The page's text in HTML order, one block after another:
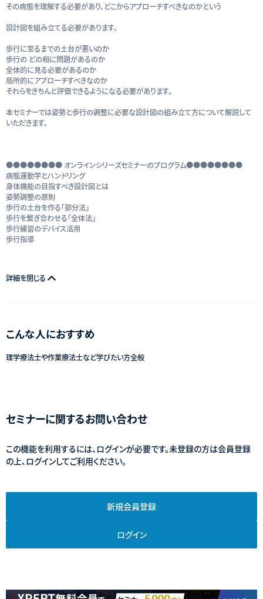
その病態を理解する必要があり、どこからアプローチすべきなのかという
設計図を組み立てる必要があります。
歩行に至るまでの土台が悪いのか
歩行の どの相に問題があるのか
全体的に見る必要があるのか
局所的にアプローチすべきなのか
それらをきちんと評価できるようになる必要があります。
本セミナーでは姿勢と歩行の調整に必要な設計図の組み立て方について解説して
いただきます。
●●●●●●●● オンラインシリーズセミナーのプログラム●●●●●●●●
病態運動学とハンドリング
身体機能の目指すべき設計図とは
姿勢調整の原則
歩行の土台を作る「部分法」
歩行を繋ぎ合わせる「全体法」
歩行練習のデバイス活用
歩行指導
詳細を閉じる
こんな人におすすめ
理学療法士や作業療法士など学びたい方全般
セミナーに関するお問い合わせ
この機能を利用するには、ログインが必要です。未登録の方は会員登録
の上、ログインしてご利用ください。
新規会員登録
ログイン